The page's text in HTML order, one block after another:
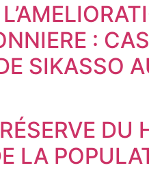
:
SIKASSO
DU
LA